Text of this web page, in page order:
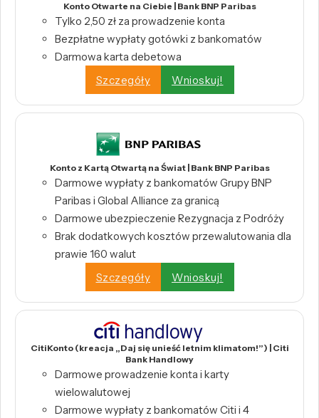
Konto Otwarte na Ciebie | Bank BNP Paribas
Tylko 2,50 zł za prowadzenie konta
Bezpłatne wypłaty gotówki z bankomatów
Darmowa karta debetowa
Szczegóły
Wnioskuj!
Konto z Kartą Otwartą na Świat | Bank BNP Paribas
Darmowe wypłaty z bankomatów Grupy BNP
Paribas i Global Alliance za granicą
Darmowe ubezpieczenie Rezygnacja z Podróży
Brak dodatkowych kosztów przewalutowania dla
prawie 160 walut
Szczegóły
Wnioskuj!
CitiKonto (kreacja „Daj się unieść letnim klimatom!”) | Citi
Bank Handlowy
Darmowe prowadzenie konta i karty
wielowalutowej
Darmowe wypłaty z bankomatów Citi i 4